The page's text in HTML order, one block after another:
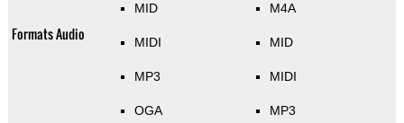
Formats Audio
MID
MIDI
MP3
OGA
M4A
MID
MIDI
MP3